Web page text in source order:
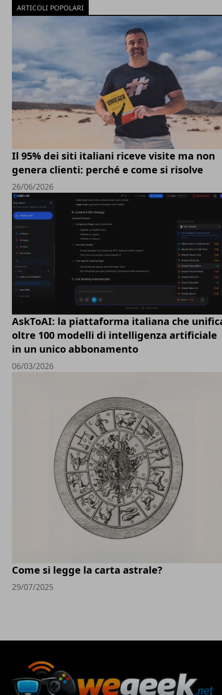
ARTICOLI POPOLARI
Il 95% dei siti italiani riceve visite ma non
genera clienti: perché e come si risolve
26/06/2026
AskToAI: la piattaforma italiana che
oltre 100 modelli di intelligenza artificiale
in un unico abbonamento
06/03/2026
Come si legge la carta astrale?
29/07/2025